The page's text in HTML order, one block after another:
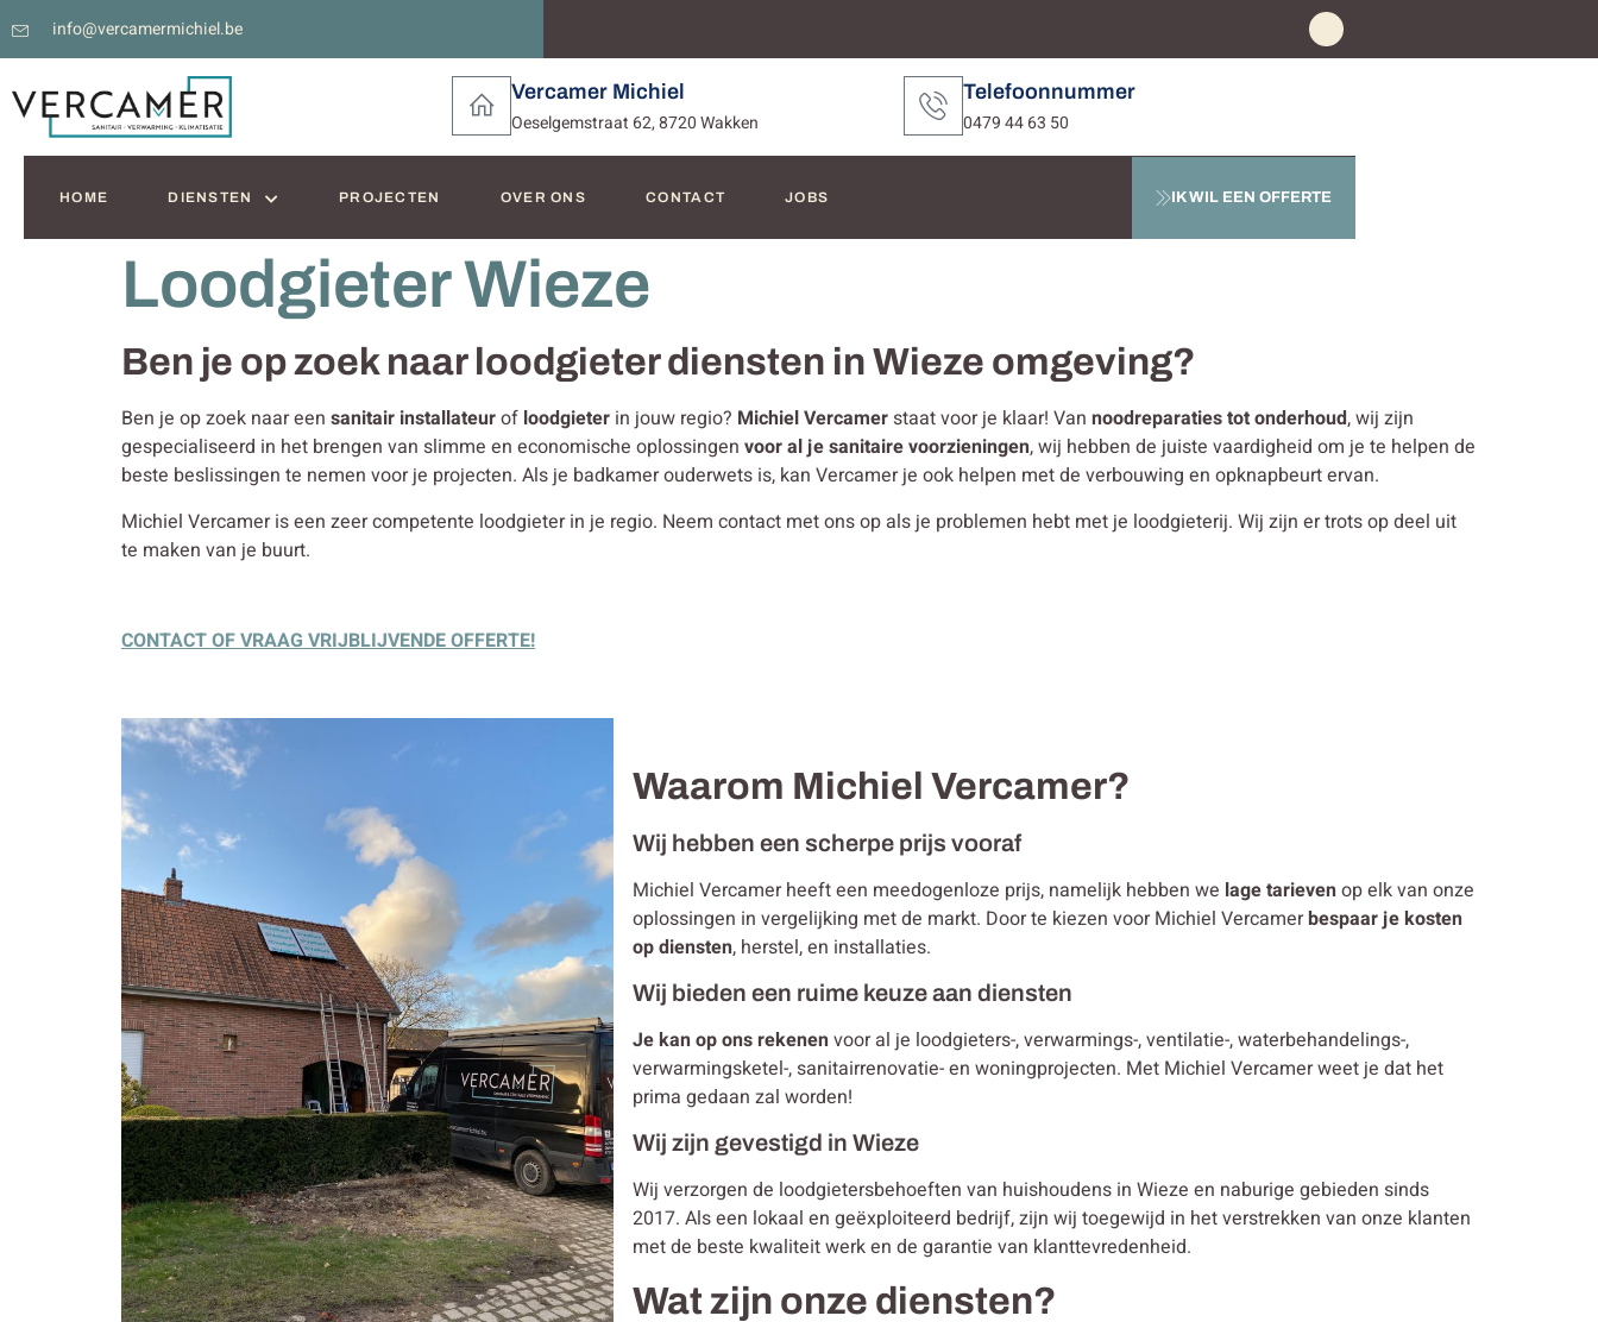
info@vercamermichiel.be
Vercamer Michiel
Oeselgemstraat 62, 8720 Wakken
Telefoonnummer
0479 44 63 50
HOME DIENSTEN PROJECTEN OVER ONS CONTACT JOBS IK WIL EEN OFFERTE
Loodgieter Wieze
Ben je op zoek naar loodgieter diensten in Wieze omgeving?
Ben je op zoek naar een sanitair installateurof loodgieter in jouw regio? Michiel Vercamerstaat voor je klaar! Van noodreparaties tot onderhoud, wij zijn
gespecialiseerd in het brengen van slimme en economische oplossingen voor al je sanitaire voorzieningen, wij hebben de juiste vaardigheid om je te helpen de
beste beslissingen te nemen voor je projecten. Als je badkamer ouderwets is, kan Vercamer je ook helpen met de verbouwing en opknapbeurt ervan.
Michiel Vercamer is een zeer competente loodgieter in je regio. Neem contact met ons op als je problemen hebt met je loodgieterij. Wij zijn er trots op deel uit
te maken van je buurt.
CONTACT OF VRAAG VRIJBLIJVENDE OFFERTE!
Waarom Michiel Vercamer?
Wij hebben een scherpe prijs vooraf
Michiel Vercamer heeft een meedogenloze prijs, namelijk hebben we lage tarievenop elk van onze
oplossingen in vergelijking met de markt. Door te kiezen voor Michiel Vercamerbespaar je kosten
op diensten, herstel, en installaties.
Wij bieden een ruime keuze aan diensten
Je kan op ons rekenenvoor al je loodgieters-, verwarmings-, ventilatie-, waterbehandelings-,
verwarmingsketel-, sanitairrenovatie- en woningprojecten. Met Michiel Vercamer weet je dat het
prima gedaan zal worden!
Wij zijn gevestigd in Wieze
Wij verzorgen de loodgietersbehoeften van huishoudens in Wieze en naburige gebieden sinds
2017. Als een lokaal en geëxploiteerd bedrijf, zijn wij toegewijd in het verstrekken van onze klanten
met de beste kwaliteit werk en de garantie van klanttevredenheid.
Wat zijn onze diensten?